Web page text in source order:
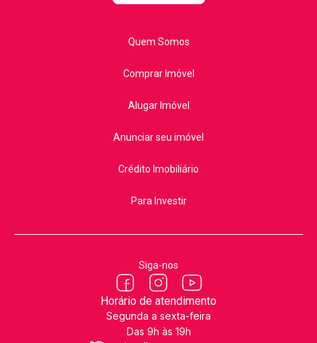
Quem Somos
Comprar Imóvel
Alugar Imóvel
Anunciar seu imóvel
Crédito Imobiliário
Para Investir
Siga-nos
Horário de atendimento
Segunda a sexta-feira
Das 9h às 19h